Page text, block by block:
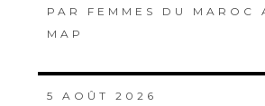
PAR FEMMES DU MAROC
MAP
5 AOÛT 2026